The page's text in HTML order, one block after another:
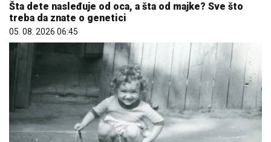
Šta dete nasleđuje od oca, a šta od majke? Sve što
treba da znate o genetici
05. 08. 2026 06:45